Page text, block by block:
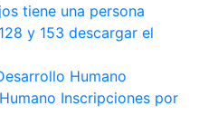
tiene una persona
y 153 descargar el
Humano
Inscripciones por